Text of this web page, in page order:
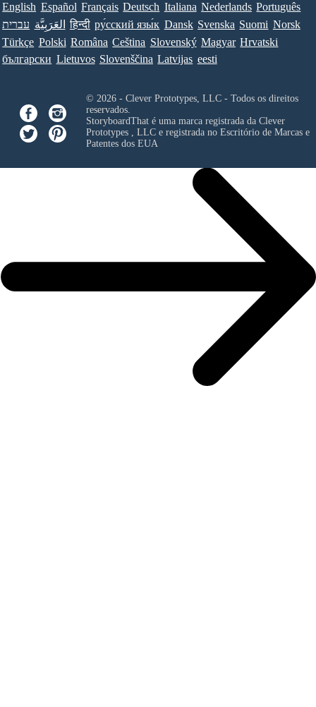
English Español Français Deutsch Italiana Nederlands Português
עברית العَرَبِيَّة हिन्दी ру́сский язы́к Dansk Svenska Suomi Norsk
Türkçe Polski Româna Ceština Slovenský Magyar Hrvatski
български Lietuvos Slovenščina Latvijas eesti
© 2026 - Clever Prototypes, LLC - Todos os direitos
reservados.
StoryboardThat é uma marca registrada da Clever
Prototypes , LLCe registrada no Escritório de Marcas e
Patentes dos EUA